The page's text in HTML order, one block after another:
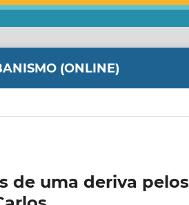
(ONLINE)
de uma deriva pelos